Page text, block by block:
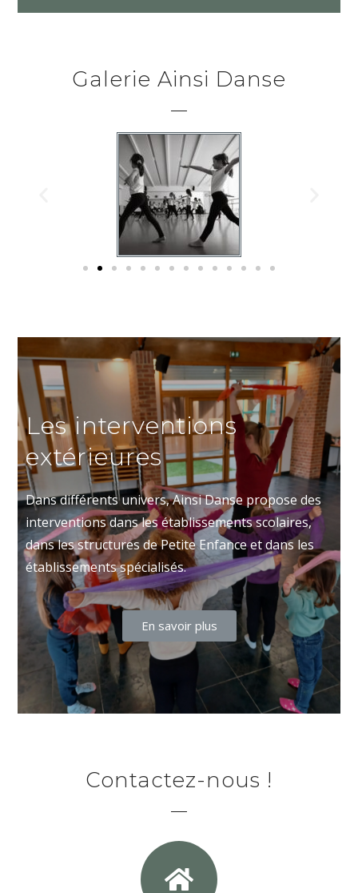
Galerie Ainsi Danse
Les interventions
extérieures
Dans différents univers, Ainsi Danse propose des
interventions dans les établissements scolaires,
dans les structures de Petite Enfance et dans les
établissements spécialisés.
En savoir plus
Contactez-nous !